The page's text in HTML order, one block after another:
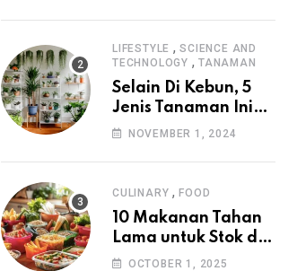
LIFESTYLE ,SCIENCE AND
TECHNOLOGY ,TANAMAN
Selain Di Kebun, 5
Jenis Tanaman Ini
Juga Cocok Di
NOVEMBER 1, 2024
CULINARY ,FOOD
10 Makanan Tahan
Lama untuk Stok di
Rumah
OCTOBER 1, 2025